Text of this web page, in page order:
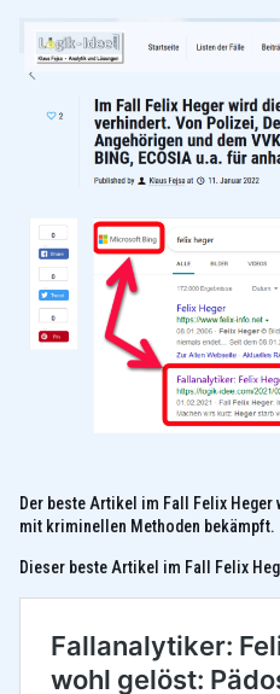
Der beste Artikel im Fall Felix
mit kriminellen Methoden bekämpft.
Dieser beste Artikel im Fall Felix